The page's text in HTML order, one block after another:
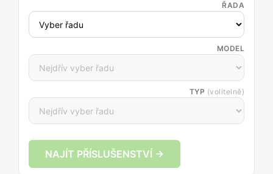
ŘADA
MODEL
TYP (volitelně)
NAJÍT PŘÍSLUŠENSTVÍ →